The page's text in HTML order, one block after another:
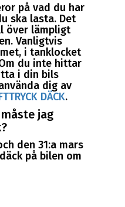
på vad du har
ska lasta. Det
över lämpligt
Vanligtvis
i tanklocket
du inte hittar
i din bils
dig av
DÄCK.
jag
den 31:a mars
på bilen om